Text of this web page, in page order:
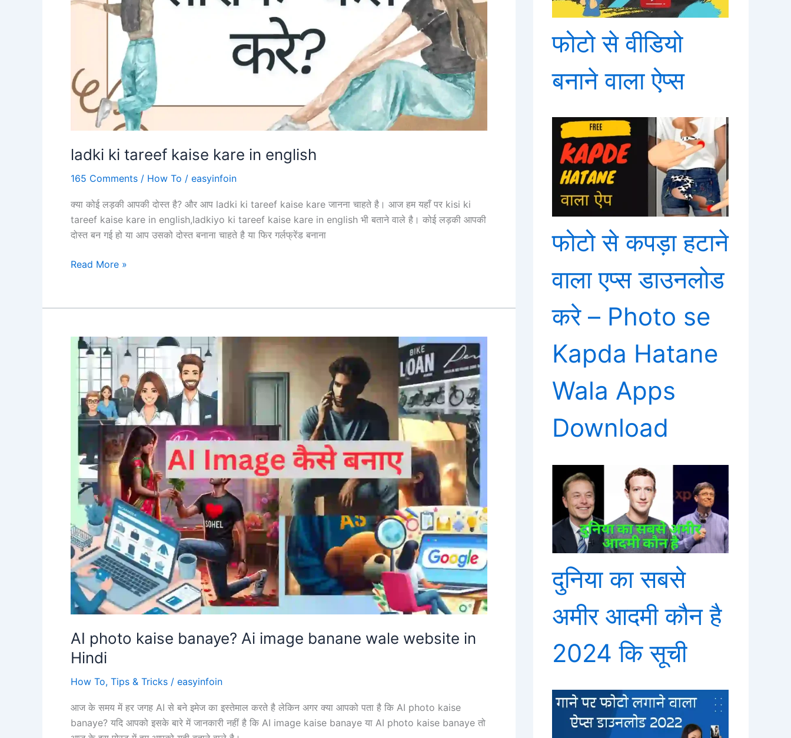
ladki ki tareef kaise kare in english
165 Comments / How To / easyinfoin
क्या कोई लड़की आपकी दोस्त है? और आप ladki ki tareef kaise kare जानना चाहते है। आज हम यहाँ पर kisi ki
tareef kaise kare in english,ladkiyo ki tareef kaise kare in english भी बताने वाले है। कोई लड़की आपकी
दोस्त बन गई हो या आप उसको दोस्त बनाना चाहते है या फिर गर्लफ्रेंड बनाना
ladki
kaise
in
english
Read More »
AI photo kaise banaye? Ai image banane wale website in
Hindi
How To, Tips & Tricks / easyinfoin
आज के समय में हर जगह AI से बने इमेज का इस्तेमाल करते है लेकिन अगर क्या आपको पता है कि AI photo kaise
banaye? यदि आपको इसके बारे में जानकारी नहीं है कि AI image kaise banaye या AI photo kaise banaye तो
फोटो से वीडियो
बनाने वाला ऐप्स
फोटो से कपड़ा हटाने
वाला एप्स डाउनलोड
करे – Photo se
Kapda Hatane
Wala Apps
Download
दुनिया का सबसे
अमीर आदमी कौन है
2024 कि सूची